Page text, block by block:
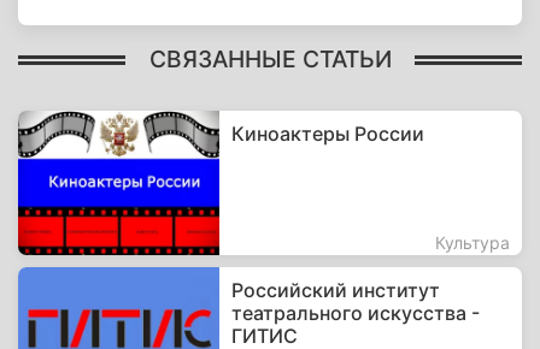
СВЯЗАННЫЕ СТАТЬИ
Киноактеры России
Культура
Российский институт
театрального искусства -
ГИТИС